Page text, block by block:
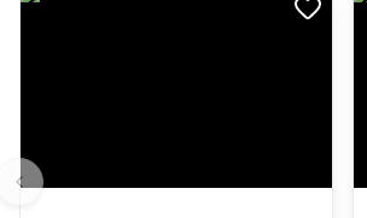
Previous slide